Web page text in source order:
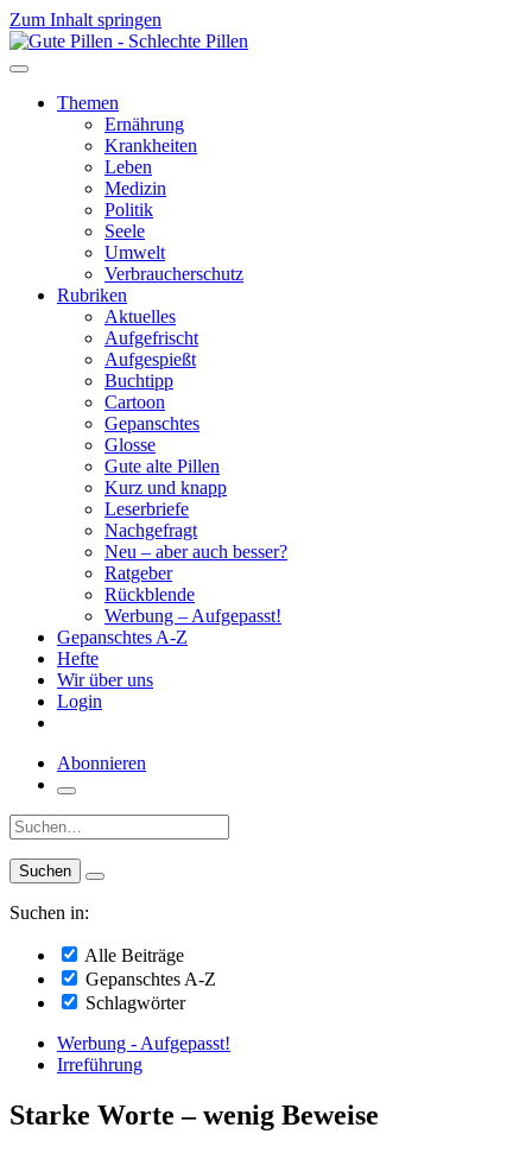
Zum Inhalt springen
Themen
Ernährung
Krankheiten
Leben
Medizin
Politik
Seele
Umwelt
Verbraucherschutz
Rubriken
Aktuelles
Aufgefrischt
Aufgespießt
Buchtipp
Cartoon
Gepanschtes
Glosse
Gute alte Pillen
Kurz und knapp
Leserbriefe
Nachgefragt
Neu – aber auch besser?
Ratgeber
Rückblende
Werbung – Aufgepasst!
Gepanschtes A-Z
Hefte
Wir über uns
Login
Abonnieren
Suche:
Suchen in:
Alle Beiträge
Gepanschtes A-Z
Schlagwörter
Werbung - Aufgepasst!
Irreführung
Starke Worte – wenig Beweise